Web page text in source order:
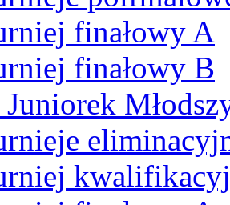
finałowy A
finałowy B